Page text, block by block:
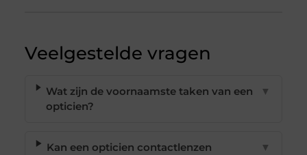
Veelgestelde vragen
Wat zijn de voornaamste taken van een
opticien?
▼
Kan een opticien contactlenzen
▼